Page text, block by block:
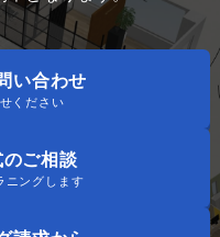
い合わせ
ください
ご相談
ニングします